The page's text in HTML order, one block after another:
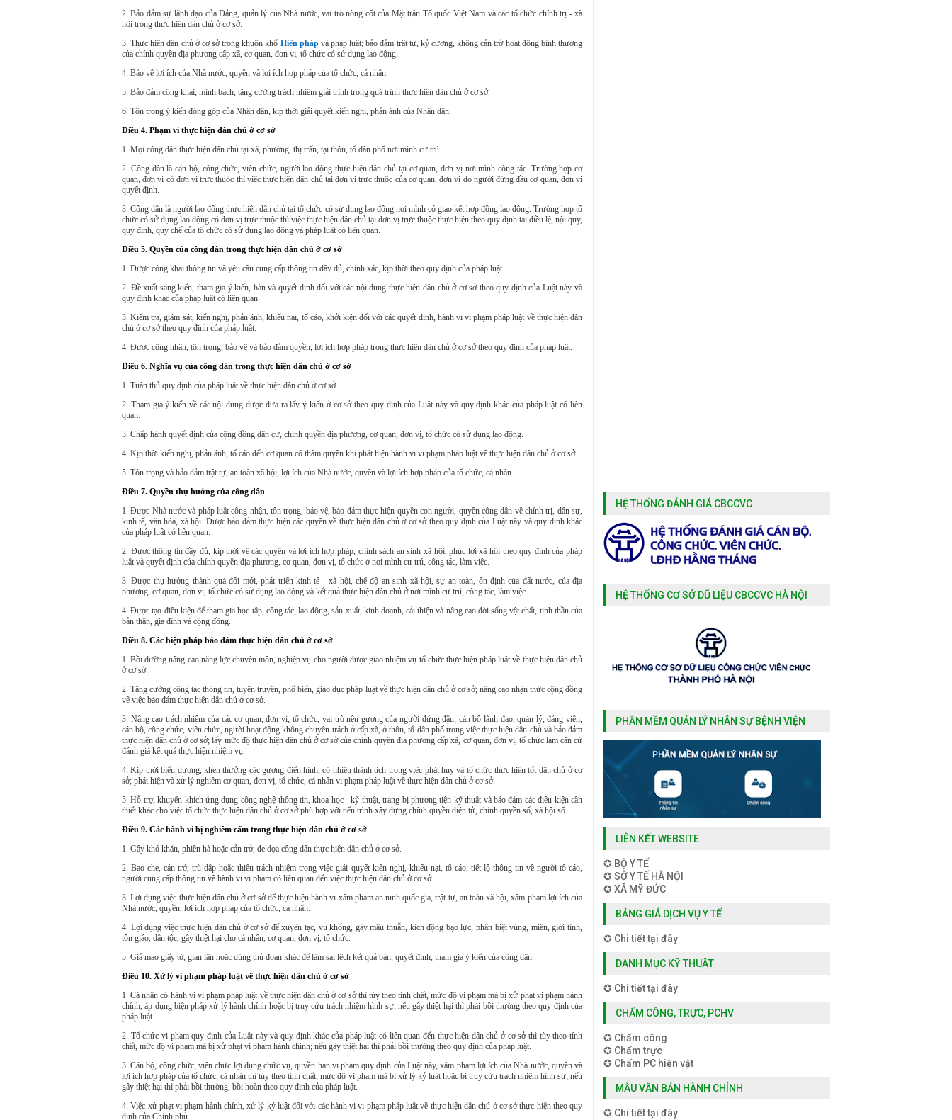
2. Bảo đảm sự lãnh đạo của Đảng, quản lý của Nhà nước, vai trò nòng cốt của Mặt trận Tổ quốc Việt Nam và các tổ chức chính trị - xã
hội trong thực hiện dân chủ ở cơ sở.
3. Thực hiện dân chủ ở cơ sở trong khuôn khổ Hiến phápvà pháp luật; bảo đảm trật tự, kỷ cương, không cản trở hoạt động bình thường
của chính quyền địa phương cấp xã, cơ quan, đơn vị, tổ chức có sử dụng lao động.
4. Bảo vệ lợi ích của Nhà nước, quyền và lợi ích hợp pháp của tổ chức, cá nhân.
5. Bảo đảm công khai, minh bạch, tăng cường trách nhiệm giải trình trong quá trình thực hiện dân chủ ở cơ sở.
6. Tôn trọng ý kiến đóng góp của Nhân dân, kịp thời giải quyết kiến nghị, phản ánh của Nhân dân.
Điều 4. Phạm vi thực hiện dân chủ ở cơ sở
1. Mọi công dân thực hiện dân chủ tại xã, phường, thị trấn, tại thôn, tổ dân phố nơi mình cư trú.
2. Công dân là cán bộ, công chức, viên chức, người lao động thực hiện dân chủ tại cơ quan, đơn vị nơi mình công tác. Trường hợp cơ
quan, đơn vị có đơn vị trực thuộc thì việc thực hiện dân chủ tại đơn vị trực thuộc của cơ quan, đơn vị do người đứng đầu cơ quan, đơn vị
quyết định.
3.Công dân là người lao động thực hiện dân chủ tại tổ chức có sử dụng lao động nơi mình có giao kết hợp đồng lao động. Trường hợp tổ
chức có sử dụng lao động có đơn vị trực thuộc thì việc thực hiện dân chủ tại đơn vị trực thuộc thực hiện theo quy định tại điều lệ, nội quy,
quy định, quy chế của tổ chức có sử dụng lao động và pháp luật có liên quan.
Điều 5. Quyền của công dân trong thực hiện dân chủ ở cơ sở
1. Được công khai thông tin và yêu cầu cung cấp thông tin đầy đủ, chính xác, kịp thời theo quy định của pháp luật.
2. Đề xuất sáng kiến, tham gia ý kiến, bàn và quyết định đối với các nội dung thực hiện dân chủ ở cơ sở theo quy định của Luật này và
quy định khác của pháp luật có liên quan.
3. Kiểm tra, giám sát, kiến nghị, phản ánh, khiếu nại, tố cáo, khởi kiện đối với các quyết định, hành vi vi phạm pháp luật về thực hiện dân
chủ ở cơ sở theo quy định của pháp luật.
4. Được công nhận, tôn trọng, bảo vệ và bảo đảm quyền, lợi ích hợp pháp trong thực hiện dân chủ ở cơ sở theo quy định của pháp luật.
Điều 6. Nghĩa vụ của công dân trong thực hiện dân chủ ở cơ sở
1. Tuân thủ quy định của pháp luật về thực hiện dân chủ ở cơ sở.
2. Tham gia ý kiến về các nội dung được đưa ra lấy ý kiến ở cơ sở theo quy định của Luật này và quy định khác của pháp luật có liên
quan.
3. Chấp hành quyết định của cộng đồng dân cư, chính quyền địa phương, cơ quan, đơn vị, tổ chức có sử dụng lao động.
4. Kịp thời kiến nghị, phản ánh, tố cáo đến cơ quan có thẩm quyền khi phát hiện hành vi vi phạm pháp luật về thực hiện dân chủ ở cơ sở.
5. Tôn trọng và bảo đảm trật tự, an toàn xã hội, lợi ích của Nhà nước, quyền và lợi ích hợp pháp của tổ chức, cá nhân.
Điều 7. Quyền thụ hưởng của công dân
1. Được Nhà nước và pháp luật công nhận, tôn trọng, bảo vệ, bảo đảm thực hiện quyền con người, quyền công dân về chính trị, dân sự,
kinh tế, văn hóa, xã hội. Được bảo đảm thực hiện các quyền về thực hiện dân chủ ở cơ sở theo quy định của Luật này và quy định khác
của pháp luật có liên quan.
2. Được thông tin đầy đủ, kịp thời về các quyền và lợi ích hợp pháp, chính sách an sinh xã hội, phúc lợi xã hội theo quy định của pháp
luật và quyết định của chính quyền địa phương, cơ quan, đơn vị, tổ chức ở nơi mình cư trú, công tác, làm việc.
3. Được thụ hưởng thành quả đổi mới, phát triển kinh tế - xã hội, chế độ an sinh xã hội, sự an toàn, ổn định của đất nước, của địa
phương, cơ quan, đơn vị, tổ chức có sử dụng lao động và kết quả thực hiện dân chủ ở nơi mình cư trú, công tác, làm việc.
4. Được tạo điều kiện để tham gia học tập, công tác, lao động, sản xuất, kinh doanh, cải thiện và nâng cao đời sống vật chất, tinh thần của
bản thân, gia đình và cộng đồng.
Điều 8. Các biện pháp bảo đảm thực hiện dân chủ ở cơ sở
1. Bồi dưỡng nâng cao năng lực chuyên môn, nghiệp vụ cho người được giao nhiệm vụ tổ chức thực hiện pháp luật về thực hiện dân chủ
ở cơ sở.
2. Tăng cường công tác thông tin, tuyên truyền, phổ biến, giáo dục pháp luật về thực hiện dân chủ ở cơ sở; nâng cao nhận thức cộng đồng
về việc bảo đảm thực hiện dân chủ ở cơ sở.
3. Nâng cao trách nhiệm của các cơ quan, đơn vị, tổ chức, vai trò nêu gương của người đứng đầu, cán bộ lãnh đạo, quản lý, đảng viên,
cán bộ, công chức, viên chức, người hoạt động không chuyên trách ở cấp xã, ở thôn, tổ dân phố trong việc thực hiện dân chủ và bảo đảm
thực hiện dân chủ ở cơ sở; lấy mức độ thực hiện dân chủ ở cơ sở của chính quyền địa phương cấp xã, cơ quan, đơn vị, tổ chức làm căn cứ
đánh giá kết quả thực hiện nhiệm vụ.
4. Kịp thời biểu dương, khen thưởng các gương điển hình, có nhiều thành tích trong việc phát huy và tổ chức thực hiện tốt dân chủ ở cơ
sở; phát hiện và xử lý nghiêm cơ quan, đơn vị, tổ chức, cá nhân vi phạm pháp luật về thực hiện dân chủ ở cơ sở.
5. Hỗ trợ, khuyến khích ứng dụng công nghệ thông tin, khoa học - kỹ thuật, trang bị phương tiện kỹ thuật và bảo đảm các điều kiện cần
thiết khác cho việc tổ chức thực hiện dân chủ ở cơ sở phù hợp với tiến trình xây dựng chính quyền điện tử, chính quyền số, xã hội số.
Điều 9. Các hành vi bị nghiêm cấm trong thực hiện dân chủ ở cơ sở
1. Gây khó khăn, phiền hà hoặc cản trở, đe dọa công dân thực hiện dân chủ ở cơ sở.
2. Bao che, cản trở, trù dập hoặc thiếu trách nhiệm trong việc giải quyết kiến nghị, khiếu nại, tố cáo; tiết lộ thông tin về người tố cáo,
người cung cấp thông tin về hành vi vi phạm có liên quan đến việc thực hiện dân chủ ở cơ sở.
3. Lợi dụng việc thực hiện dân chủ ở cơ sở để thực hiện hành vi xâm phạm an ninh quốc gia, trật tự, an toàn xã hội, xâm phạm lợi ích của
Nhà nước, quyền, lợi ích hợp pháp của tổ chức, cá nhân.
4. Lợi dụng việc thực hiện dân chủ ở cơ sở để xuyên tạc, vu khống, gâymâu thuẫn, kích động bạo lực, phân biệt vùng, miền, giới tính,
tôn giáo, dân tộc, gây thiệt hại cho cá nhân, cơ quan, đơn vị, tổ chức.
5. Giả mạo giấy tờ, gian lận hoặc dùng thủ đoạn khác để làm sai lệch kết quả bàn, quyết định, tham gia ý kiến của công dân.
Điều 10. Xử lý vi phạm pháp luật về thực hiện dân chủ ở cơ sở
1. Cá nhân có hành vi vi phạm pháp luật về thực hiện dân chủ ở cơ sở thì tùy theo tính chất, mức độ vi phạm mà bị xử phạt vi phạm hành
chính, áp dụng biện pháp xử lý hành chính hoặc bị truy cứu trách nhiệm hình sự; nếu gây thiệt hại thì phải bồi thường theo quy định của
pháp luật.
2. Tổ chức vi phạm quy định của Luật này và quy định khác của pháp luật có liên quan đến thực hiện dân chủ ở cơ sở thì tùy theo tính
chất, mức độ vi phạm mà bị xử phạt vi phạm hành chính; nếu gây thiệt hại thì phải bồi thường theo quy định của pháp luật.
3. Cán bộ, công chức, viên chức lợi dụng chức vụ, quyền hạn vi phạm quy định của Luật này, xâm phạm lợi ích của Nhà nước, quyền và
lợi ích hợp pháp của tổ chức, cá nhân thì tùy theo tính chất, mức độ vi phạm mà bị xử lý kỷ luật hoặc bị truy cứu trách nhiệm hình sự; nếu
gây thiệt hại thì phải bồi thường, bồi hoàn theo quy định của pháp luật.
4. Việc xử phạt vi phạm hành chính, xử lý kỷ luật đối với các hành vi vi phạm pháp luật về thực hiện dân chủ ở cơ sở thực hiện theo quy
định của Chính phủ.
HỆ THỐNG ĐÁNH GIÁ CBCCVC
HỆ THỐNG CƠ SỞ DŨ LIỆU CBCCVC HÀ NỘI
PHẦN MỀM QUẢN LÝ NHÂN SỰ BỆNH VIỆN
LIÊN KẾT WEBSITE
✪ BỘ Y TẾ
✪ SỞ Y TẾ HÀ NỘI
✪ XÃ MỸ ĐỨC
BẢNG GIÁ DỊCH VỤ Y TẾ
✪ Chi tiết tại đây
DANH MỤC KỸ THUẬT
✪ Chi tiết tại đây
CHẤM CÔNG, TRỰC, PCHV
✪ Chấm công
✪ Chấm trực
✪ Chấm PC hiện vật
MẪU VĂN BẢN HÀNH CHÍNH
✪ Chi tiết tại đây